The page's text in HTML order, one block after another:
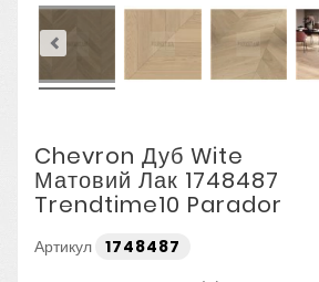
Chevron Дуб Wite
Матовий Лак 1748487
Trendtime10 Parador
Артикул 1748487